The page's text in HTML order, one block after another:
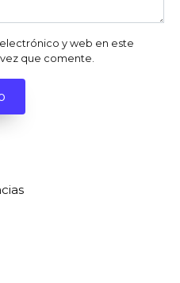
y web en este
que comente.